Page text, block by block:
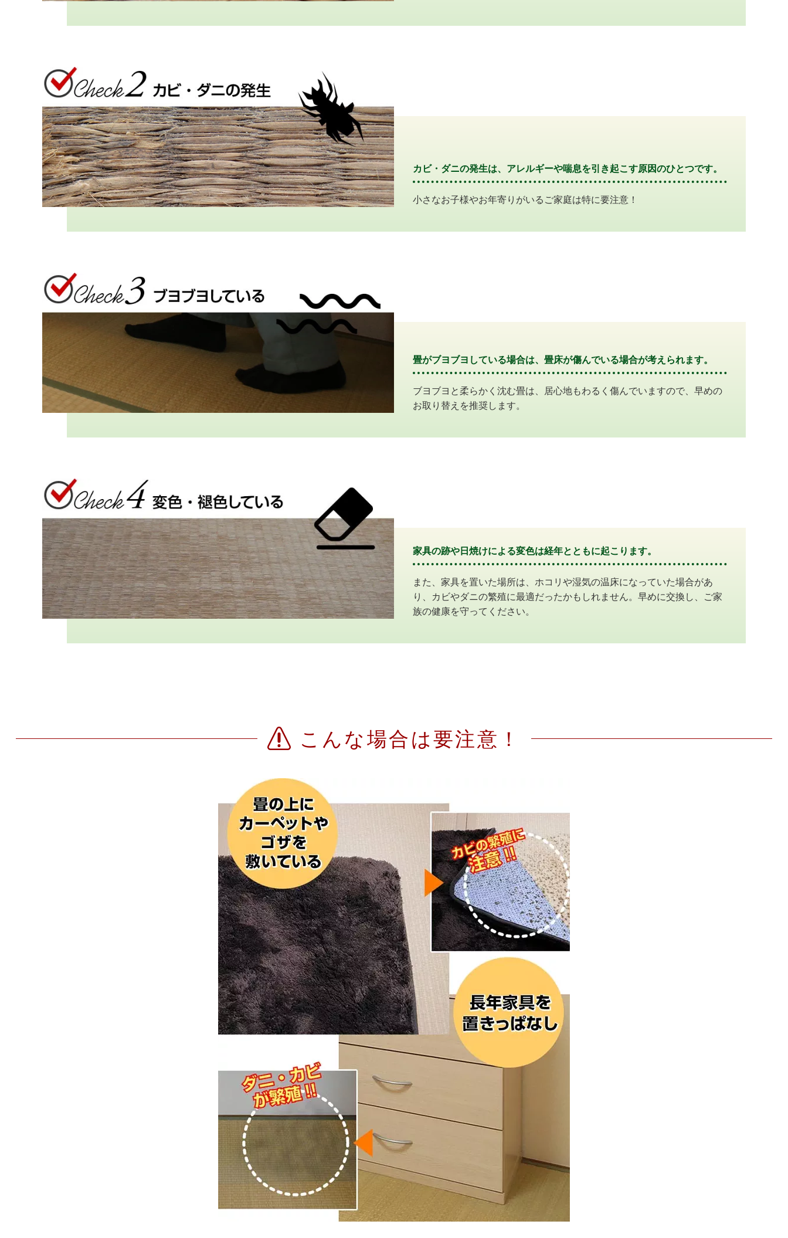
カビ・ダニの発生は、アレルギーや喘息を引き起こす原因のひとつです。
小さなお子様やお年寄りがいるご家庭は特に要注意！
畳がブヨブヨしている場合は、畳床が傷んでいる場合が考えられます。
ブヨブヨと柔らかく沈む畳は、居心地もわるく傷んでいますので、早めの
お取り替えを推奨します。
家具の跡や日焼けによる変色は経年とともに起こります。
また、家具を置いた場所は、ホコリや湿気の温床になっていた場合があ
り、カビやダニの繁殖に最適だったかもしれません。早めに交換し、ご家
族の健康を守ってください。
こんな場合は要注意！